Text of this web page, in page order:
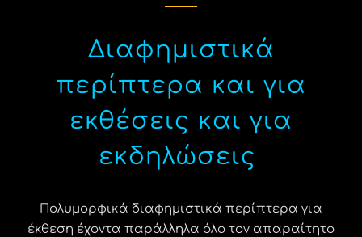
Διαφημιστικά
περίπτερα και για
εκθέσεις και για
εκδηλώσεις
Πολυμορφικά διαφημιστικά περίπτερα για
έκθεση έχοντα παράλληλα όλο τον απαραίτητο